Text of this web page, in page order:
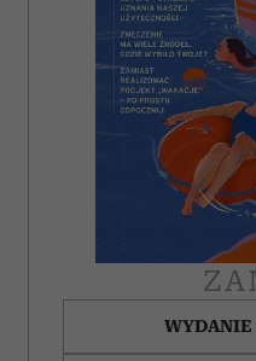
WYDANIE